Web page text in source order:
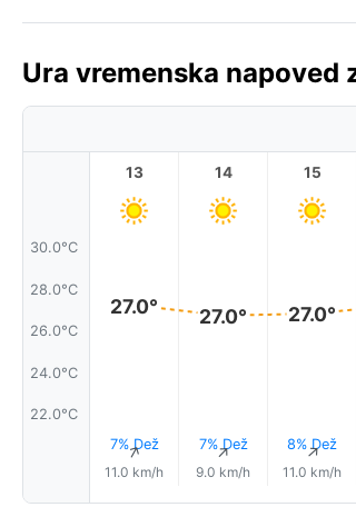
Ura vremenska
30.0°C
28.0°C
26.0°C
24.0°C
22.0°C
13
27.0°
7% Dež
↑
11.0 km/h
14
27.0°
7% Dež
↑
9.0 km/h
15
27.0°
8% Dež
↑
11.0 km/h